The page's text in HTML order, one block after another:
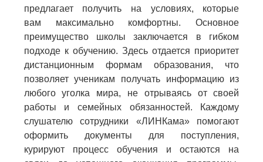
предлагает получить на условиях, которые
вам максимально комфортны. Основное
преимущество школы заключается в гибком
подходе к обучению. Здесь отдается приоритет
дистанционным формам образования, что
позволяет ученикам получать информацию из
любого уголка мира, не отрываясь от своей
работы и семейных обязанностей. Каждому
слушателю сотрудники «ЛИНКама» помогают
оформить документы для поступления,
курируют процесс обучения и остаются на